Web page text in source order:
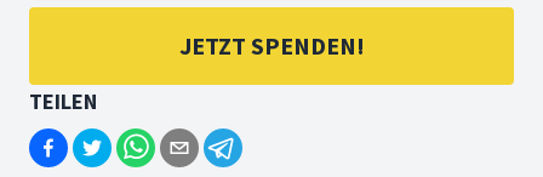
JETZT SPENDEN!
TEILEN